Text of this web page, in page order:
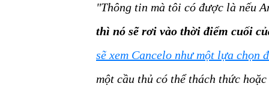
"Thông tin mà tôi có được là nếu
thì nó sẽ rơi vào thời điểm cuối
sẽ xem Cancelo như một lựa chọn
một cầu thủ có thể thách thức